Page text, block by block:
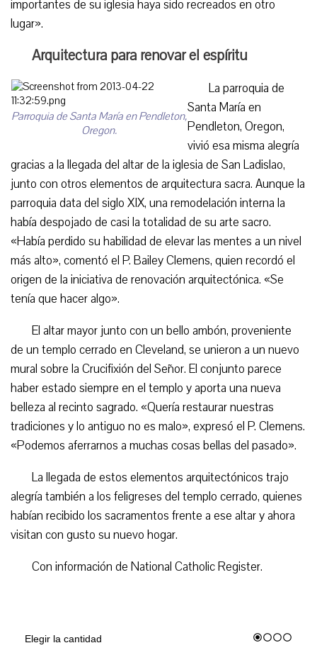
importantes de su iglesia haya sido recreados en otro
lugar».
Arquitectura para renovar el espíritu
Parroquia de Santa María en Pendleton,
Oregon.
La parroquia de
Santa María en
Pendleton, Oregon,
vivió esa misma alegría
gracias a la llegada del altar de la iglesia de San Ladislao,
junto con otros elementos de arquitectura sacra. Aunque la
parroquia data del siglo XIX, una remodelación interna la
había despojado de casi la totalidad de su arte sacro.
«Había perdido su habilidad de elevar las mentes a un nivel
más alto», comentó el P. Bailey Clemens, quien recordó el
origen de la iniciativa de renovación arquitectónica. «Se
tenía que hacer algo».
El altar mayor junto con un bello ambón, proveniente
de un templo cerrado en Cleveland, se unieron a un nuevo
mural sobre la Crucifixión del Señor. El conjunto parece
haber estado siempre en el templo y aporta una nueva
belleza al recinto sagrado. «Quería restaurar nuestras
tradiciones y lo antiguo no es malo», expresó el P. Clemens.
«Podemos aferrarnos a muchas cosas bellas del pasado».
La llegada de estos elementos arquitectónicos trajo
alegría también a los feligreses del templo cerrado, quienes
habían recibido los sacramentos frente a ese altar y ahora
visitan con gusto su nuevo hogar.
Con información de National Catholic Register.